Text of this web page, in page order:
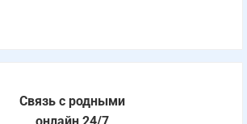
Связь с родными